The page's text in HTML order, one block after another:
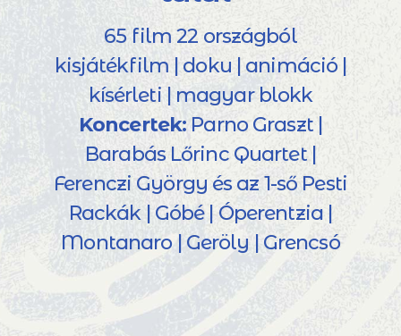
65 film 22 országból
kisjátékfilm | doku | animáció |
kísérleti | magyar blokk
Koncertek: Parno Graszt |
Barabás Lőrinc Quartet |
Ferenczi György és az 1-ső Pesti
Rackák | Góbé | Óperentzia |
Montanaro | Geröly | Grencsó